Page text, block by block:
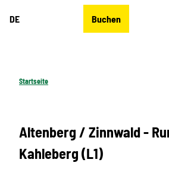
DE Buchen
Startseite
Altenberg / Zinnwald -
Kahleberg (L1)